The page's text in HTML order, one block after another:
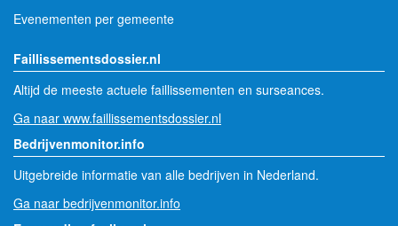
Evenementen per gemeente
Faillissementsdossier.nl
Altijd de meeste actuele faillissementen en surseances.
Ga naar www.faillissementsdossier.nl
Bedrijvenmonitor.info
Uitgebreide informatie van alle bedrijven in Nederland.
Ga naar bedrijvenmonitor.info